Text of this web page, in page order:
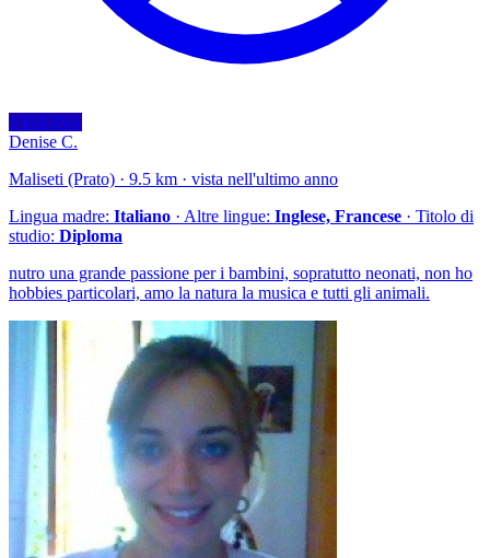
VISIONA
Denise C.
Maliseti (Prato) · 9.5 km · vista nell'ultimo anno
Lingua madre: Italiano · Altre lingue: Inglese, Francese · Titolo di
studio: Diploma
nutro una grande passione per i bambini, sopratutto neonati, non ho
hobbies particolari, amo la natura la musica e tutti gli animali.